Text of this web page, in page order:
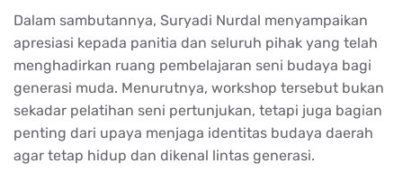
Dalam sambutannya, Suryadi Nurdal menyampaikan
apresiasi kepada panitia dan seluruh pihak yang telah
menghadirkan ruang pembelajaran seni budaya bagi
generasi muda. Menurutnya, workshop tersebut bukan
sekadar pelatihan seni pertunjukan, tetapi juga bagian
penting dari upaya menjaga identitas budaya daerah
agar tetap hidup dan dikenal lintas generasi.